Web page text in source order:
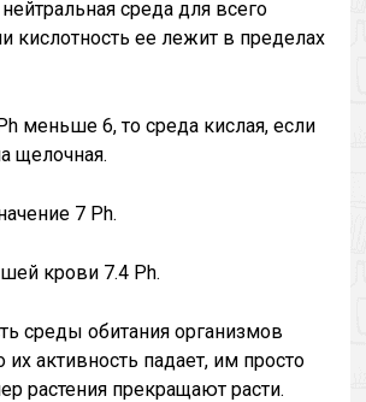
среда для всего
кислотность ее лежит в пределах
меньше 6, то среда кислая, если
щелочная.
7 Ph.
крови 7.4 Ph.
среды обитания организмов
активность падает, им просто
растения прекращают расти.